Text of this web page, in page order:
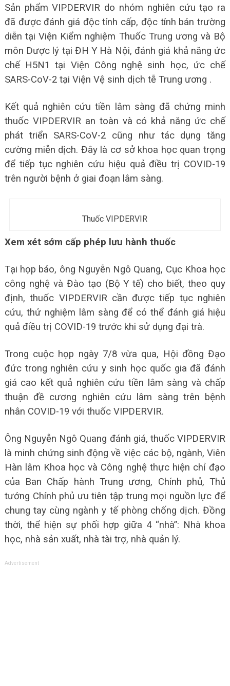
Sản phẩm VIPDERVIR do nhóm nghiên cứu tạo ra
đã được đánh giá độc tính cấp, độc tính bán trường
diễn tại Viện Kiểm nghiệm Thuốc Trung ương và Bộ
môn Dược lý tại ĐH Y Hà Nội, đánh giá khả năng ức
chế H5N1 tại Viện Công nghệ sinh học, ức chế
SARS-CoV-2 tại Viện Vệ sinh dịch tễ Trung ương .
Kết quả nghiên cứu tiền lâm sàng đã chứng minh
thuốc VIPDERVIR an toàn và có khả năng ức chế
phát triển SARS-CoV-2 cũng như tác dụng tăng
cường miễn dịch. Đây là cơ sở khoa học quan trọng
để tiếp tục nghiên cứu hiệu quả điều trị COVID-19
trên người bệnh ở giai đoạn lâm sàng.
Thuốc VIPDERVIR
Xem xét sớm cấp phép lưu hành thuốc
Tại họp báo, ông Nguyễn Ngô Quang, Cục Khoa học
công nghệ và Đào tạo (Bộ Y tế) cho biết, theo quy
định, thuốc VIPDERVIR cần được tiếp tục nghiên
cứu, thử nghiệm lâm sàng để có thể đánh giá hiệu
quả điều trị COVID-19 trước khi sử dụng đại trà.
Trong cuộc họp ngày 7/8 vừa qua, Hội đồng Đạo
đức trong nghiên cứu y sinh học quốc gia đã đánh
giá cao kết quả nghiên cứu tiền lâm sàng và chấp
thuận đề cương nghiên cứu lâm sàng trên bệnh
nhân COVID-19 với thuốc VIPDERVIR.
Ông Nguyễn Ngô Quang đánh giá, thuốc VIPDERVIR
là minh chứng sinh động về việc các bộ, ngành, Viên
Hàn lâm Khoa học và Công nghệ thực hiện chỉ đạo
của Ban Chấp hành Trung ương, Chính phủ, Thủ
tướng Chính phủ ưu tiên tập trung mọi nguồn lực để
chung tay cùng ngành y tế phòng chống dịch. Đồng
thời, thể hiện sự phối hợp giữa 4 “nhà”: Nhà khoa
học, nhà sản xuất, nhà tài trợ, nhà quản lý.
Advertisement